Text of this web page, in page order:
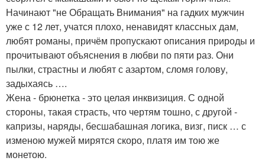
Начинают "не Обращать Внимания" на гадких мужчин
уже с 12 лет, учатся плохо, ненавидят классных дам,
любят романы, причём пропускают описания природы и
прочитывают объяснения в любви по пяти раз. Они
пылки, страстны и любят с азартом, сломя голову,
задыхаясь ….
Жена - брюнетка - это целая инквизиция. С одной
стороны, такая страсть, что чертям тошно, с другой -
капризы, наряды, бесшабашная логика, визг, писк … с
изменою мужей мирятся скоро, платя им тою же
монетою.